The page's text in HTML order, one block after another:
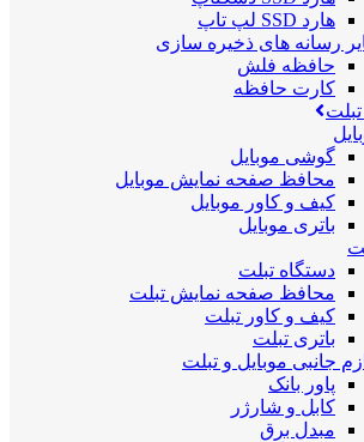
هارد SSD لپ تاپ
رسانه های ذخیره سازی
حافظه فلش
کارت حافظه
گوشی موبایل
محافظ صفحه نمایش موبایل
کیف و کاور موبایل
باتری موبایل
دستگاه تبلت
محافظ صفحه نمایش تبلت
کیف و کاور تبلت
باتری تبلت
جانبی موبایل و تبلت
پاور بانک
کابل و شارژر
مبدل برق